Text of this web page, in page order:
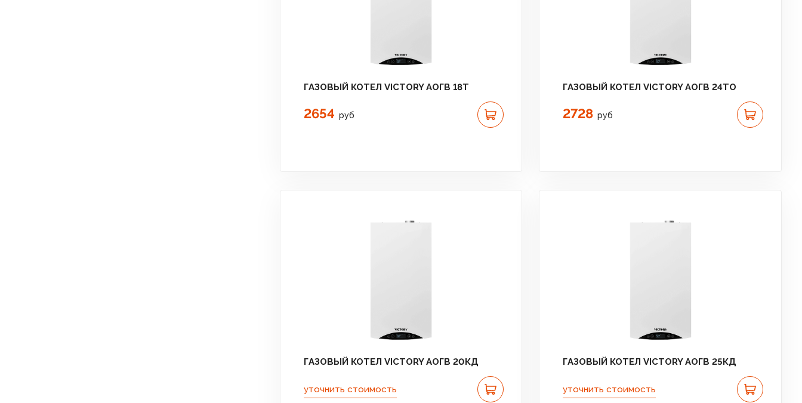
ГАЗОВЫЙ КОТЕЛ VICTORY АОГВ 18T
2654 руб
ГАЗОВЫЙ КОТЕЛ VICTORY АОГВ 24TО
2728 руб
ГАЗОВЫЙ КОТЕЛ VICTORY АОГВ 20КД
уточнить стоимость
ГАЗОВЫЙ КОТЕЛ VICTORY АОГВ 25КД
уточнить стоимость